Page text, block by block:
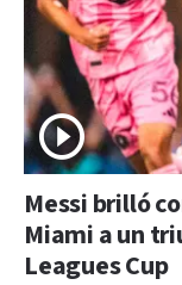
Messi brilló
Miami a un
Leagues Cup